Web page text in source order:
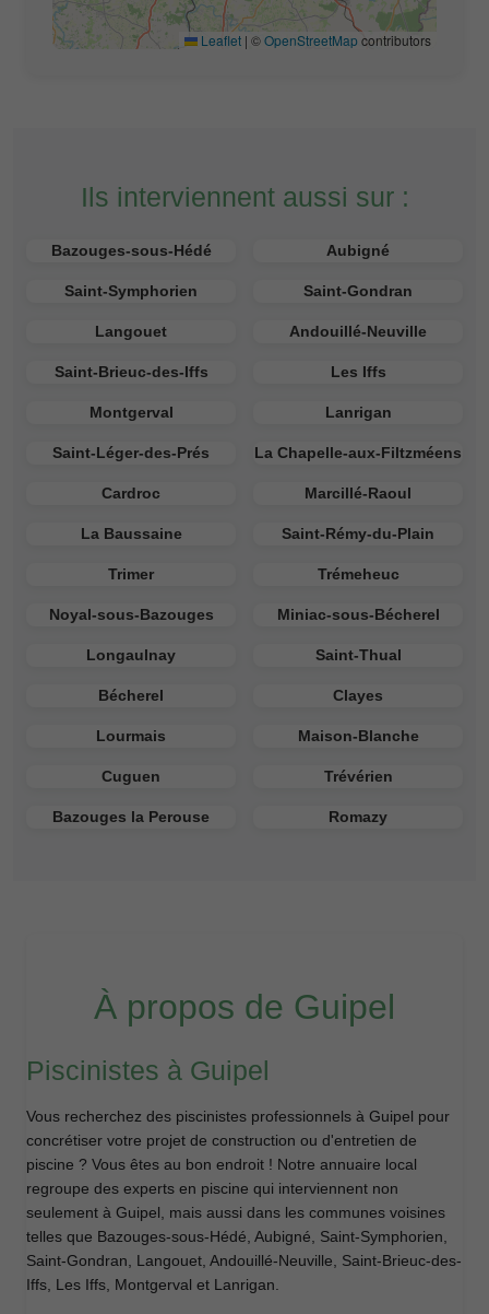
Leaflet | ©OpenStreetMapcontributors
Ils interviennent aussi sur :
Bazouges-sous-Hédé Aubigné
Saint-Symphorien Saint-Gondran
Langouet Andouillé-Neuville
Saint-Brieuc-des-Iffs Les Iffs
Montgerval Lanrigan
Saint-Léger-des-Prés La Chapelle-aux-Filtzméens
Cardroc Marcillé-Raoul
La Baussaine Saint-Rémy-du-Plain
Trimer Trémeheuc
Noyal-sous-Bazouges Miniac-sous-Bécherel
Longaulnay Saint-Thual
Bécherel Clayes
Lourmais Maison-Blanche
Cuguen Trévérien
Bazouges la Perouse Romazy
À propos de Guipel
Piscinistes à Guipel
Vous recherchez des piscinistes professionnels à Guipel pour
concrétiser votre projet de construction ou d'entretien de
piscine ? Vous êtes au bon endroit ! Notre annuaire local
regroupe des experts en piscine qui interviennent non
seulement à Guipel, mais aussi dans les communes voisines
telles que Bazouges-sous-Hédé, Aubigné, Saint-Symphorien,
Saint-Gondran, Langouet, Andouillé-Neuville, Saint-Brieuc-des-
Iffs, Les Iffs, Montgerval et Lanrigan.